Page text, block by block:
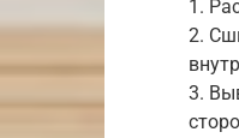
1.
2.
3.